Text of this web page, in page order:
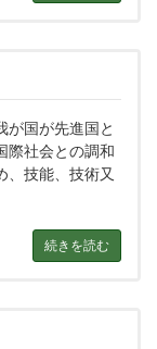
が国が先進国と
際社会との調和
、技能、技術又
続きを読む